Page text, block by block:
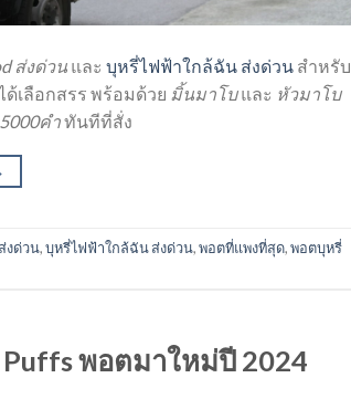
ส่งด่วน และ บุหรี่ไฟฟ้าใกล้ฉัน ส่งด่วน สำหรับ
เลือกสรร พร้อมด้วย มิ้นมาโบและ หัวมาโบ
5000คำทันทีที่สั่ง
งด่วน,บุหรี่ไฟฟ้าใกล้ฉัน ส่งด่วน,พอตที่แพงที่สุด,พอตบุหรี่
พอตมาใหม่ปี 2024